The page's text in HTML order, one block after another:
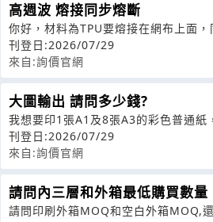
高週波 熔接同步熔斷
你好，材料為TPU要熔接在網布上面，
尋找代工服務
刊登日:2026/07/29
來自:詢價官網
大圖輸出 請問多少錢?
我想要印1張A1及8張A3的彩色普通紙
錢?
刊登日:2026/07/29
來自:詢價官網
請問內三層和外箱最低購買數量
請問印刷外箱MOQ和空白外箱MOQ,